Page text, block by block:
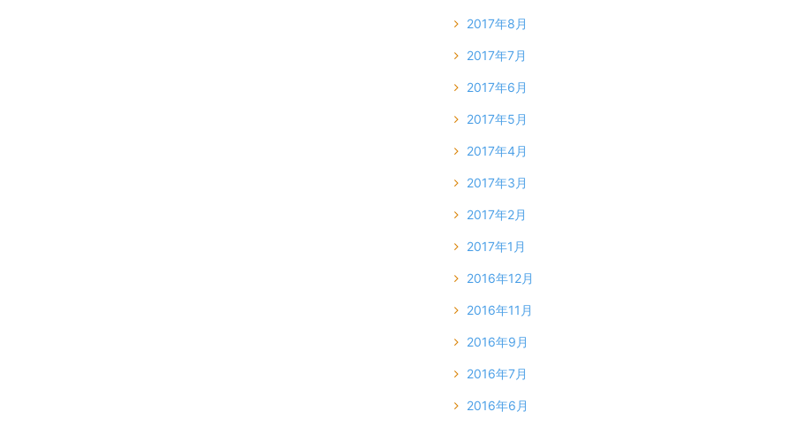
2017年8月
2017年7月
2017年6月
2017年5月
2017年4月
2017年3月
2017年2月
2017年1月
2016年12月
2016年11月
2016年9月
2016年7月
2016年6月